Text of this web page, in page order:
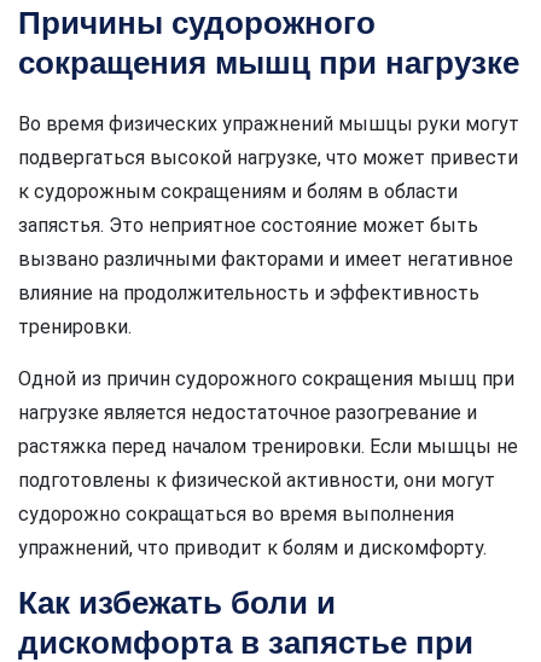
Причины судорожного
сокращения мышц при нагрузке
Во время физических упражнений мышцы руки могут
подвергаться высокой нагрузке, что может привести
к судорожным сокращениям и болям в области
запястья. Это неприятное состояние может быть
вызвано различными факторами и имеет негативное
влияние на продолжительность и эффективность
тренировки.
Одной из причин судорожного сокращения мышц при
нагрузке является недостаточное разогревание и
растяжка перед началом тренировки. Если мышцы не
подготовлены к физической активности, они могут
судорожно сокращаться во время выполнения
упражнений, что приводит к болям и дискомфорту.
Как избежать боли и
дискомфорта в запястье при